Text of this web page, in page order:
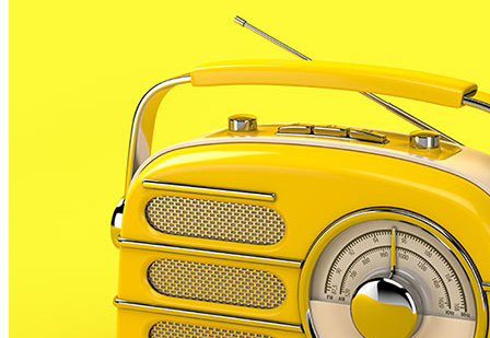
Es tracta d’una aparells que permeten a les
una comunicació directa amb els serveis
comunicar-se telefònicament amb la persona i si no
L’any 2005 hi havia a PLF 1 únic terminal de
Aquests terminals són gratuïts, però han d’estar
de l’ajuntament de PLF. El poden sol·licitar per telèfon
A partir d’ara no et perdis res. Rep